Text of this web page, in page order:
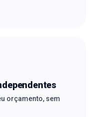
orçamento, sem